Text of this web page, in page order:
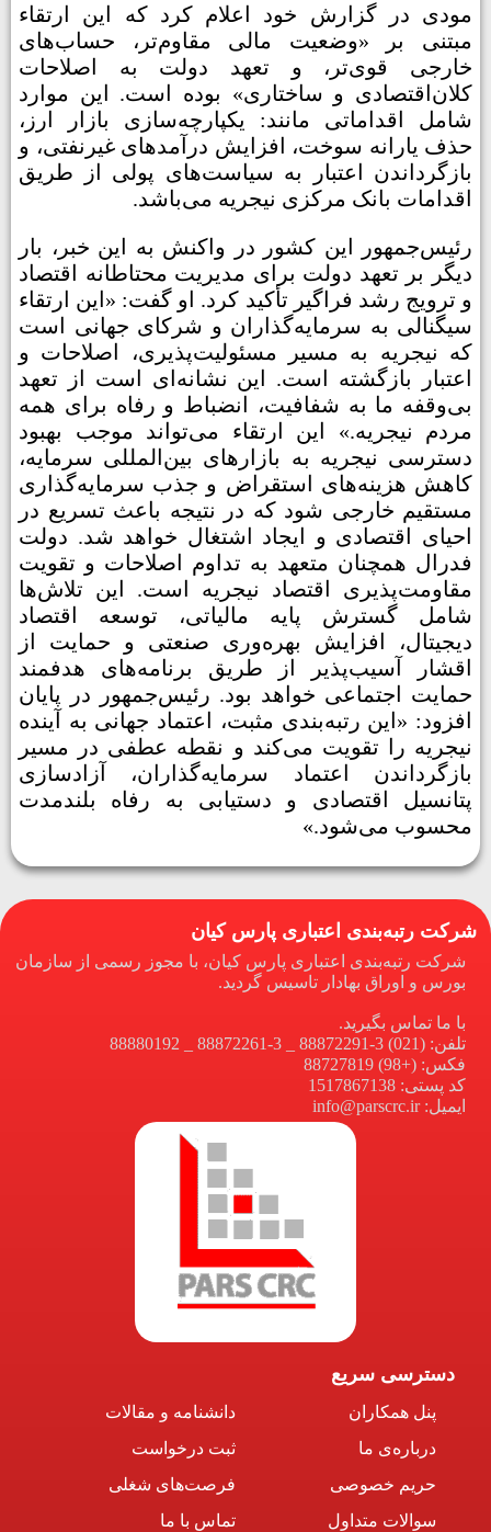
مودی در گزارش خود اعلام کرد که این ارتقاء
مبتنی بر «وضعیت مالی مقاوم‌تر، حساب‌های
خارجی قوی‌تر، و تعهد دولت به اصلاحات
کلان‌اقتصادی و ساختاری» بوده است. این موارد
شامل اقداماتی مانند: یکپارچه‌سازی بازار ارز،
حذف یارانه سوخت، افزایش درآمدهای غیرنفتی، و
بازگرداندن اعتبار به سیاست‌های پولی از طریق
اقدامات بانک مرکزی نیجریه می‌باشد.
رئیس‌جمهور این کشور در واکنش به این خبر، بار
دیگر بر تعهد دولت برای مدیریت محتاطانه اقتصاد
و ترویج رشد فراگیر تأکید کرد. او گفت: «این ارتقاء
سیگنالی به سرمایه‌گذاران و شرکای جهانی است
که نیجریه به مسیر مسئولیت‌پذیری، اصلاحات و
اعتبار بازگشته است. این نشانه‌ای است از تعهد
بی‌وقفه ما به شفافیت، انضباط و رفاه برای همه
مردم نیجریه.» این ارتقاء می‌تواند موجب بهبود
دسترسی نیجریه به بازارهای بین‌المللی سرمایه،
کاهش هزینه‌های استقراض و جذب سرمایه‌گذاری
مستقیم خارجی شود که در نتیجه باعث تسریع در
احیای اقتصادی و ایجاد اشتغال خواهد شد. دولت
فدرال همچنان متعهد به تداوم اصلاحات و تقویت
مقاومت‌پذیری اقتصاد نیجریه است. این تلاش‌ها
شامل گسترش پایه مالیاتی، توسعه اقتصاد
دیجیتال، افزایش بهره‌وری صنعتی و حمایت از
اقشار آسیب‌پذیر از طریق برنامه‌های هدفمند
حمایت اجتماعی خواهد بود. رئیس‌جمهور در پایان
افزود: «این رتبه‌بندی مثبت، اعتماد جهانی به آینده
نیجریه را تقویت می‌کند و نقطه عطفی در مسیر
بازگرداندن اعتماد سرمایه‌گذاران، آزادسازی
پتانسیل اقتصادی و دستیابی به رفاه بلندمدت
محسوب می‌شود.»
شرکت رتبه‌بندی اعتباری پارس کیان
شرکت رتبه‌بندی اعتباری پارس کیان، با مجوز رسمی از سازمان
بورس و اوراق بهادار تاسیس گردید.
با ما تماس بگیرید.
تلفن: (021) 3-88872291 _ 3-88872261 _ 88880192
فکس: (+98) 88727819
کد پستی: 1517867138
ایمیل: info@parscrc.ir
دسترسی سریع
پنل همکاران
درباره‌ی ما
حریم خصوصی
سوالات متداول
دانشنامه و مقالات
ثبت درخواست
فرصت‌های شغلی
تماس با ما